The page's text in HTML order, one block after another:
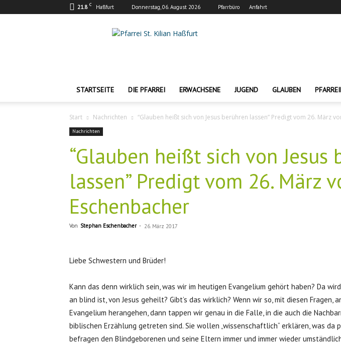
21.8 C Haßfurt Donnerstag, 06. August 2026 Pfarrbüro Anfahrt
Pfarrei
STARTSEITE DIE PFARREI ERWACHSENE JUGEND GLAUBEN
Start Nachrichten “Glauben heißt sich von Jesus berühren lassen” Predigt vom 26. März
Nachrichten
“Glauben heißt sich von Jesus
lassen” Predigt vom 26. März
Eschenbacher
Von Stephan Eschenbacher - 26. März 2017
Liebe Schwestern und Brüder!
Kann das denn wirklich sein, was wir im heutigen Evangelium gehört haben? Da
an blind ist, von Jesus geheilt? Gibt’s das wirklich? Wenn wir so, mit diesen Fragen,
Evangelium herangehen, dann tappen wir genau in die Falle, in die auch die
biblischen Erzählung getreten sind. Sie wollen „wissenschaftlich“ erklären, was da
befragen den Blindgeborenen und seine Eltern immer und immer wieder